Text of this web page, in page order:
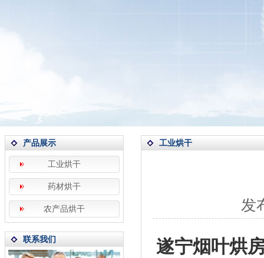
产品展示
工业烘干
药材烘干
农产品烘干
联系我们
工业烘干
发
遂宁烟叶烘